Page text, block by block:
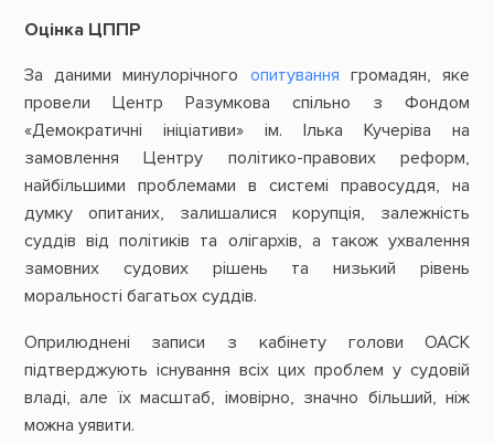
Оцінка ЦППР
За даними минулорічного опитування громадян, яке
провели Центр Разумкова спільно з Фондом
«Демократичні ініціативи» ім. Ілька Кучеріва на
замовлення Центру політико-правових реформ,
найбільшими проблемами в системі правосуддя, на
думку опитаних, залишалися корупція, залежність
суддів від політиків та олігархів, а також ухвалення
замовних судових рішень та низький рівень
моральності багатьох суддів.
Оприлюднені записи з кабінету голови ОАСК
підтверджують існування всіх цих проблем у судовій
владі, але їх масштаб, імовірно, значно більший, ніж
можна уявити.